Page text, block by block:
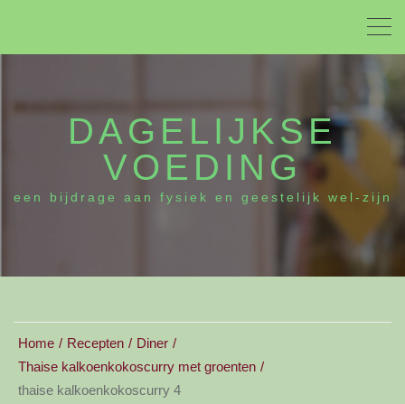
DAGELIJKSE
VOEDING
een bijdrage aan fysiek en geestelijk wel-zijn
Home Recepten
Diner
Thaise kalkoenkokoscurry met groenten
thaise kalkoenkokoscurry 4